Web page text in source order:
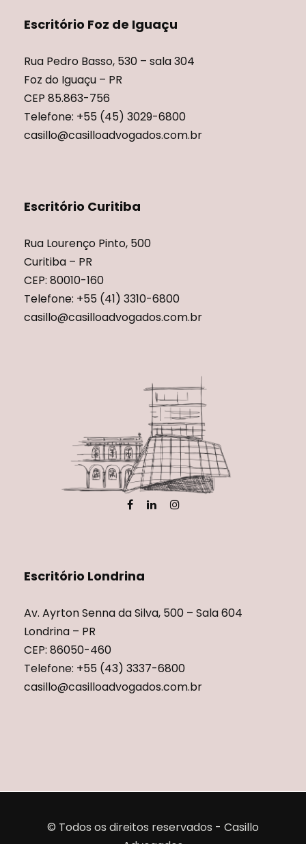
Escritório Foz de Iguaçu
Rua Pedro Basso, 530 – sala 304
Foz do Iguaçu – PR
CEP 85.863-756
Telefone: +55 (45) 3029-6800
casillo@casilloadvogados.com.br
Escritório Curitiba
Rua Lourenço Pinto, 500
Curitiba – PR
CEP: 80010-160
Telefone: +55 (41) 3310-6800
casillo@casilloadvogados.com.br
Escritório Londrina
Av. Ayrton Senna da Silva, 500 – Sala 604
Londrina – PR
CEP: 86050-460
Telefone: +55 (43) 3337-6800
casillo@casilloadvogados.com.br
© Todos os direitos reservados - Casillo